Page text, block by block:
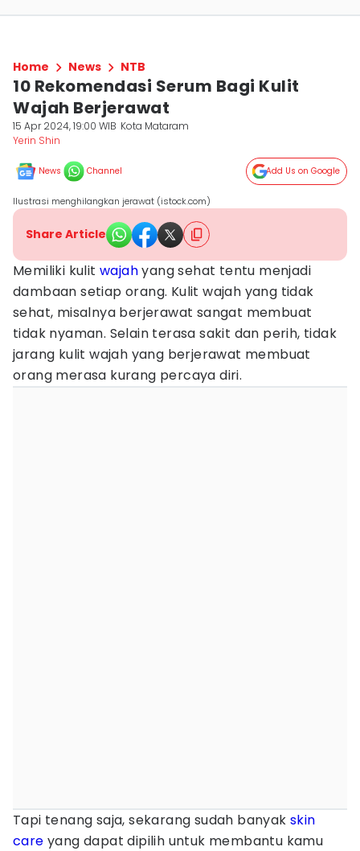
Home News NTB
10 Rekomendasi Serum Bagi Kulit
Wajah Berjerawat
15 Apr 2024, 19:00 WIB Kota Mataram
Yerin Shin
News Channel Add Us on Google
Ilustrasi menghilangkan jerawat (istock.com)
Share Article
Memiliki kulitwajahyang sehat tentu menjadi
dambaan setiap orang. Kulit wajah yang tidak
sehat, misalnya berjerawat sangat membuat
tidak nyaman. Selain terasa sakit dan perih, tidak
jarang kulit wajah yang berjerawat membuat
orang merasa kurang percaya diri.
Tapi tenang saja, sekarang sudah banyak skin
care yang dapat dipilih untuk membantu kamu